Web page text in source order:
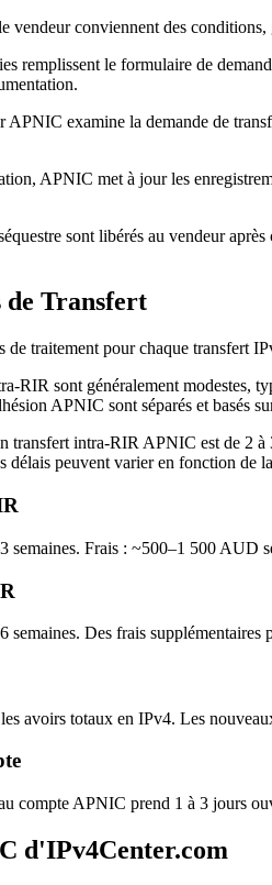
vendeur conviennent des
remplissent le formulaire de
APNIC examine la demande de
APNIC met à jour les
sont libérés au vendeur
de Transfert
de traitement pour chaque transfert
RIR sont généralement modestes,
APNIC sont séparés et basés
transfert intra-RIR APNIC est de 2 à
délais peuvent varier en fonction
semaines. Frais : ~500–1 500 AUD
semaines. Des frais
avoirs totaux en IPv4. Les
compte APNIC prend 1 à 3 jours
d'IPv4Center.com